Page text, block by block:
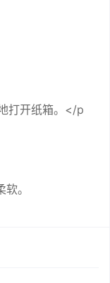
打开纸箱。</p
。